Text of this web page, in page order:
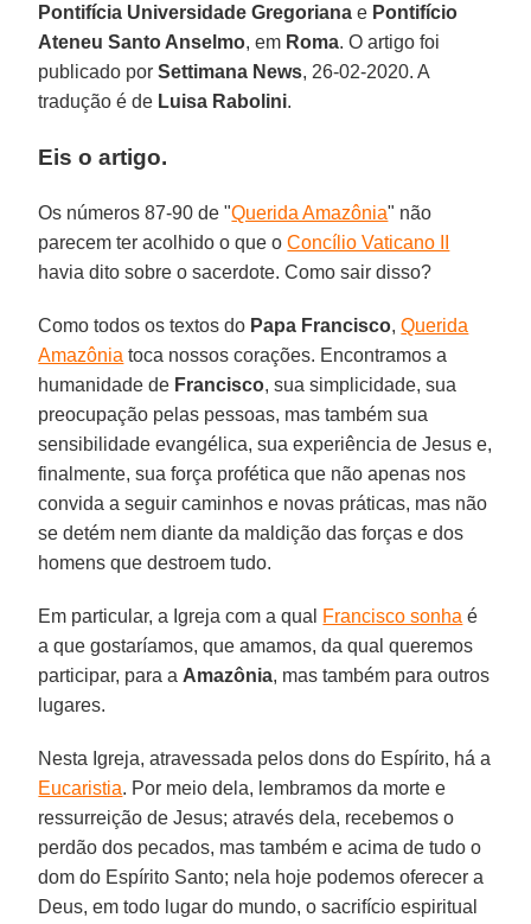
Pontifícia Universidade Gregoriana e Pontifício
Ateneu Santo Anselmo, em Roma. O artigo foi
publicado porSettimana News, 26-02-2020. A
tradução é de Luisa Rabolini.
Eis o artigo.
Os números 87-90 de "Querida Amazônia" não
parecem ter acolhido o que oConcílio Vaticano II
havia dito sobre o sacerdote. Como sair disso?
Como todos os textos do Papa Francisco,Querida
Amazônia toca nossos corações. Encontramos a
humanidade de Francisco, sua simplicidade, sua
preocupação pelas pessoas, mas também sua
sensibilidade evangélica, sua experiência de Jesus e,
finalmente, sua força profética que não apenas nos
convida a seguir caminhos e novas práticas, mas não
se detém nem diante da maldição das forças e dos
homens que destroem tudo.
Em particular, a Igreja com a qual Francisco sonha é
a que gostaríamos, que amamos, da qual queremos
participar, para a Amazônia, mas também para outros
lugares.
Nesta Igreja, atravessada pelos dons do Espírito, há a
Eucaristia. Por meio dela, lembramos da morte e
ressurreição de Jesus; através dela, recebemos o
perdão dos pecados, mas também e acima de tudo o
dom do Espírito Santo; nela hoje podemos oferecer a
Deus, em todo lugar do mundo, o sacrifício espiritual